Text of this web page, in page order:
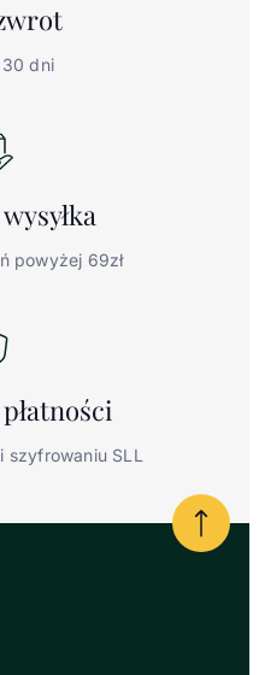
dni
wysyłka
powyżej 69zł
płatności
SLL